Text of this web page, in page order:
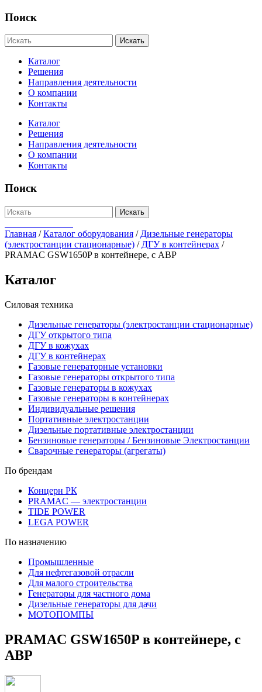
Поиск
Искать
Каталог
Решения
Направления деятельности
О компании
Контакты
Каталог
Решения
Направления деятельности
О компании
Контакты
Поиск
Искать
Главная /Каталог оборудования / Дизельные генераторы
(электростанции стационарные) / ДГУ в контейнерах /
PRAMAC GSW1650P в контейнере, с АВР
Каталог
Силовая техника
Дизельные генераторы (электростанции стационарные)
ДГУ открытого типа
ДГУ в кожухах
ДГУ в контейнерах
Газовые генераторные установки
Газовые генераторы открытого типа
Газовые генераторы в кожухах
Газовые генераторы в контейнерах
Индивидуальные решения
Портативные электростанции
Дизельные портативные электростанции
Бензиновые генераторы / Бензиновые Электростанции
Сварочные генераторы (агрегаты)
По брендам
Концерн РК
PRAMAC — электростанции
TIDE POWER
LEGA POWER
По назначению
Промышленные
Для нефтегазовой отрасли
Для малого строительства
Генераторы для частного дома
Дизельные генераторы для дачи
МОТОПОМПЫ
PRAMAC GSW1650P в контейнере, с
АВР